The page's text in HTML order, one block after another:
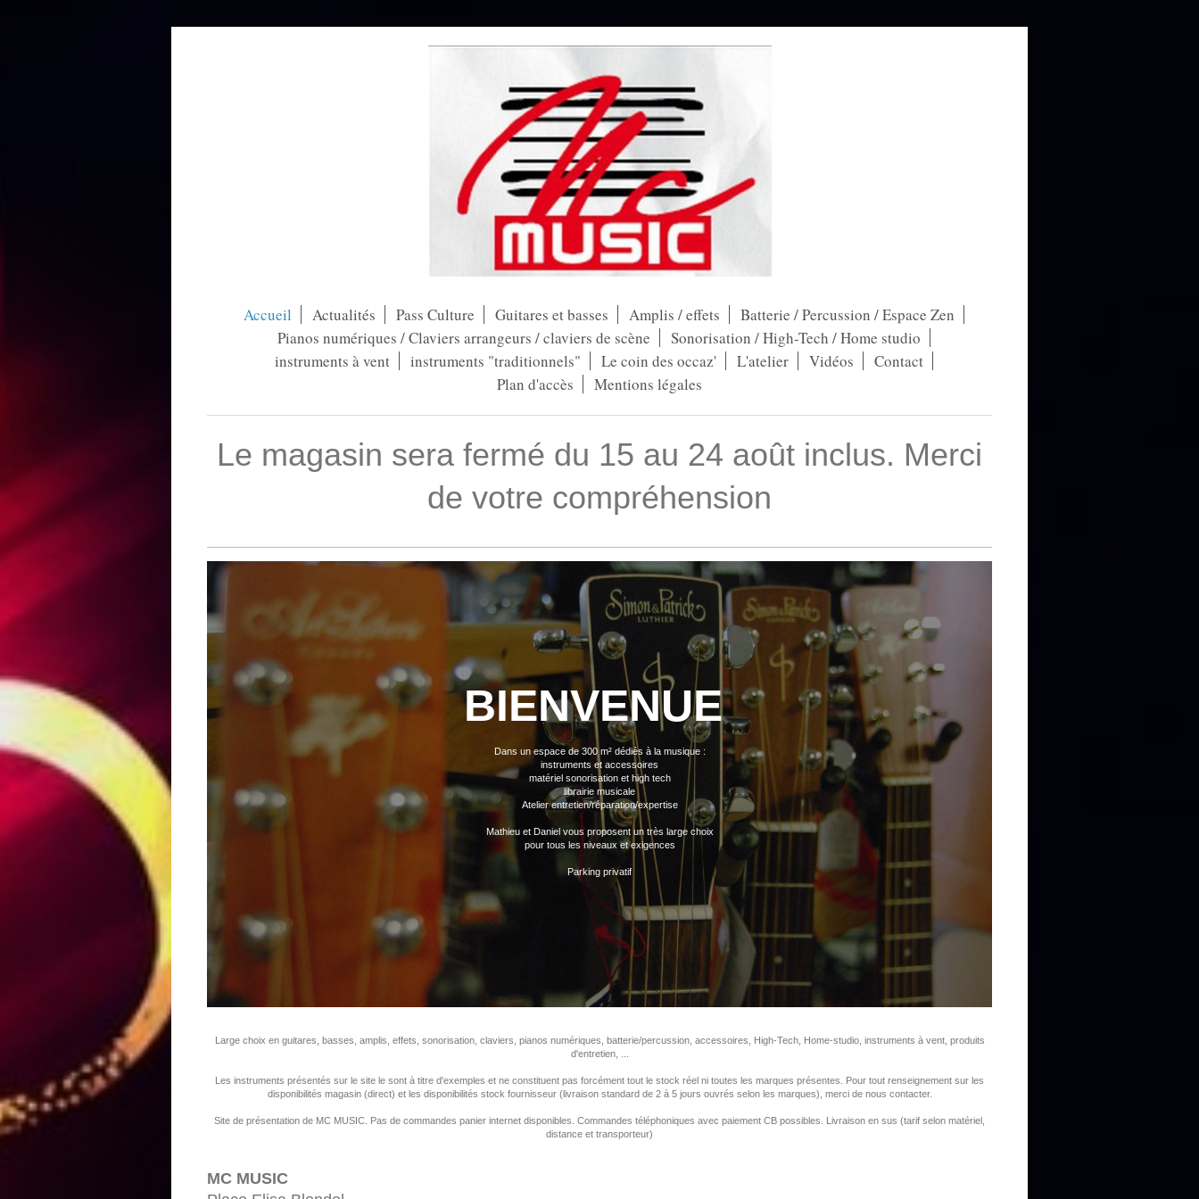
Accueil Actualités Pass Culture Guitares et basses Amplis / effets
Batterie / Percussion / Espace Zen
Pianos numériques / Claviers arrangeurs / claviers de scène
Sonorisation / High-Tech / Home studio
instruments à vent
instruments "traditionnels" Le coin des occaz' L'atelier Vidéos
Contact
Plan d'accès
Mentions légales
Le magasin sera fermé du 15 au 24 août inclus. Merci
de votre compréhension
BIENVENUE
Dans un espace de 300 m² dédiés à la musique :
instruments et accessoires
matériel sonorisation et high tech
librairie musicale
Atelier entretien/réparation/expertise
Mathieu et Daniel vous proposent un très large choix
pour tous les niveaux et exigences
Parking privatif
Large choix en guitares, basses, amplis, effets, sonorisation, claviers, pianos numériques, batterie/percussion, accessoires, High-Tech, Home-studio, instruments à vent, produits
d'entretien, ...
Les instruments présentés sur le site le sont à titre d'exemples et ne constituent pas forcément tout le stock réel ni toutes les marques présentes. Pour tout renseignement sur les
disponibilités magasin (direct) et les disponibilités stock fournisseur (livraison standard de 2 à 5 jours ouvrés selon les marques), merci de nous contacter.
Site de présentation de MC MUSIC. Pas de commandes panier internet disponibles. Commandes téléphoniques avec paiement CB possibles. Livraison en sus (tarif selon matériel,
distance et transporteur)
MC MUSIC